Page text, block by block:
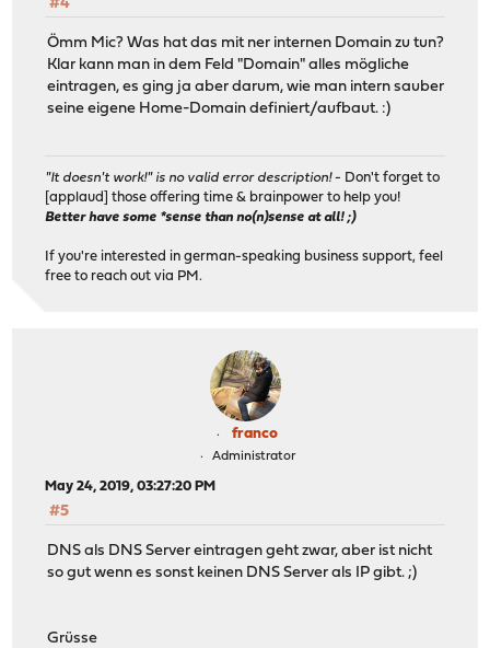
#4
Ömm Mic? Was hat das mit ner internen Domain zu tun?
Klar kann man in dem Feld "Domain" alles mögliche
eintragen, es ging ja aber darum, wie man intern sauber
seine eigene Home-Domain definiert/aufbaut. :)
"It doesn't work!" is no valid error description!- Don't forget to
[applaud] those offering time & brainpower to help you!
Better have some *sense than no(n)sense at all! ;)
If you're interested in german-speaking business support, feel
free to reach out via PM.
franco
Administrator
May 24, 2019, 03:27:20 PM
#5
DNS als DNS Server eintragen geht zwar, aber ist nicht
so gut wenn es sonst keinen DNS Server als IP gibt. ;)
Grüsse